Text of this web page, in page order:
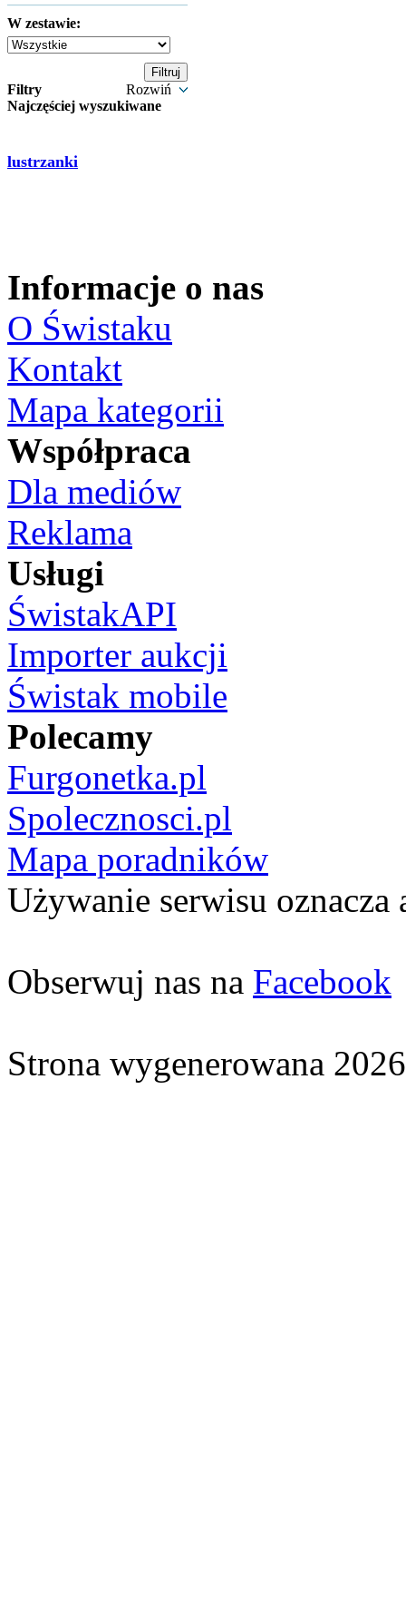
W zestawie:
Filtry
Rozwiń
Najczęściej wyszukiwane
lustrzanki
Informacje o nas
O Świstaku
Kontakt
Mapa kategorii
Współpraca
Dla mediów
Reklama
Usługi
ŚwistakAPI
Importer aukcji
Świstak mobile
Polecamy
Furgonetka.pl
Spolecznosci.pl
Mapa poradników
Używanie serwisu oznacza
Obserwuj nas na Facebook
Strona wygenerowana